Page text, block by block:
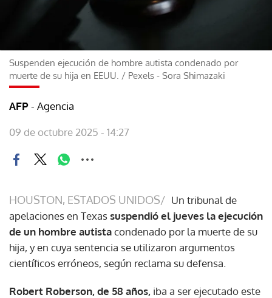
Suspenden ejecución de hombre autista condenado por
muerte de su hija en EEUU. / Pexels - Sora Shimazaki
AFP - Agencia
09 de octubre 2025 - 14:27
HOUSTON, ESTADOS UNIDOS/ Un tribunal de
apelaciones en Texassuspendió el jueves la ejecución
de un hombre autistacondenado por la muerte de su
hija, y en cuya sentencia se utilizaron argumentos
científicos erróneos, según reclama su defensa.
Robert Roberson, de 58 años, iba a ser ejecutado este